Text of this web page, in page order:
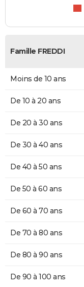
Famille FREDDI
Moins de 10 ans
De 10 à 20 ans
De 20 à 30 ans
De 30 à 40 ans
De 40 à 50 ans
De 50 à 60 ans
De 60 à 70 ans
De 70 à 80 ans
De 80 à 90 ans
De 90 à 100 ans